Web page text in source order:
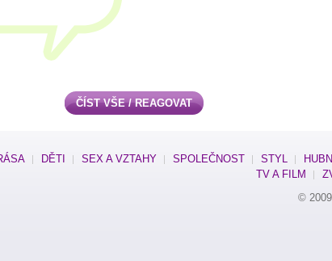
ČÍST VŠE / REAGOVAT
DĚTI SEX A VZTAHY SPOLEČNOST STYL
TV A FILM
©